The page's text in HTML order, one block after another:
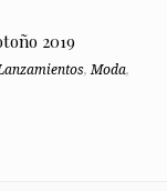
2019
,Moda,